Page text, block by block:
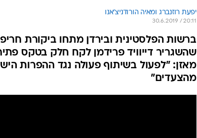
יפעת רוזנברג ומאיה הורודניצ'אנו
30.6.2019 / 20:11
ברשות הפלסטינית ובירדן מתחו ביקורת
שהשגריר דייוויד פרידמן לקח חלק בטקס
מאזן: "לפעול בשיתוף פעולה נגד ההפרות
מהצעדים"